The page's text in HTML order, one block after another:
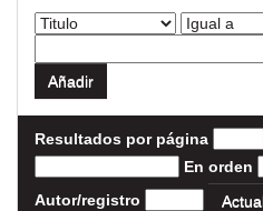
Resultados por página
En orden
Autor/registro